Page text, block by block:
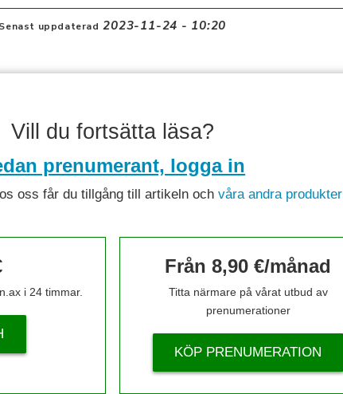
Senast uppdaterad 2023-11-24 - 10:20
Vill du fortsätta läsa?
prenumerant, logga in
oss får du tillgång till artikeln ochvåra andra produkter
i 24 timmar.
Från 8,90 €/månad
Titta närmare på vårat utbud av
prenumerationer
KÖP PRENUMERATION